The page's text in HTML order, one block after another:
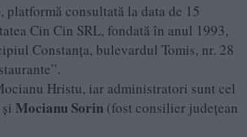
platformă consultată la data de 15
Cin Cin SRL, fondată în anul 1993,
Constanța, bulevardul Tomis, nr. 28
Hristu, iar administratori sunt cel
Mocianu Sorin (fost consilier județean